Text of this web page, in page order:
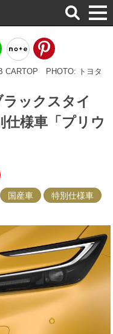
検
索
CARTOP PHOTO: トヨタ
ックスタイ
様車「プリウ
国産車 特別仕様車